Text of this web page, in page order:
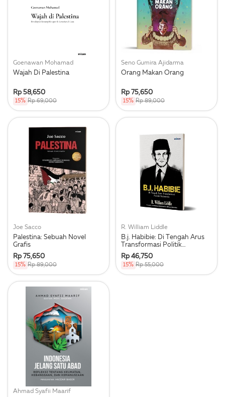
Goenawan Mohamad
Wajah Di Palestina
Rp 58,650
15% Rp 69,000
Seno Gumira Ajidarma
Orang Makan Orang
Rp 75,650
15% Rp 89,000
Joe Sacco
Palestina: Sebuah Novel
Grafis
Rp 75,650
15% Rp 89,000
R. William Liddle
B.j. Habibie: Di Tengah Arus
Transformasi Politik
Indonesia
Rp 46,750
15% Rp 55,000
Ahmad Syafii Maarif